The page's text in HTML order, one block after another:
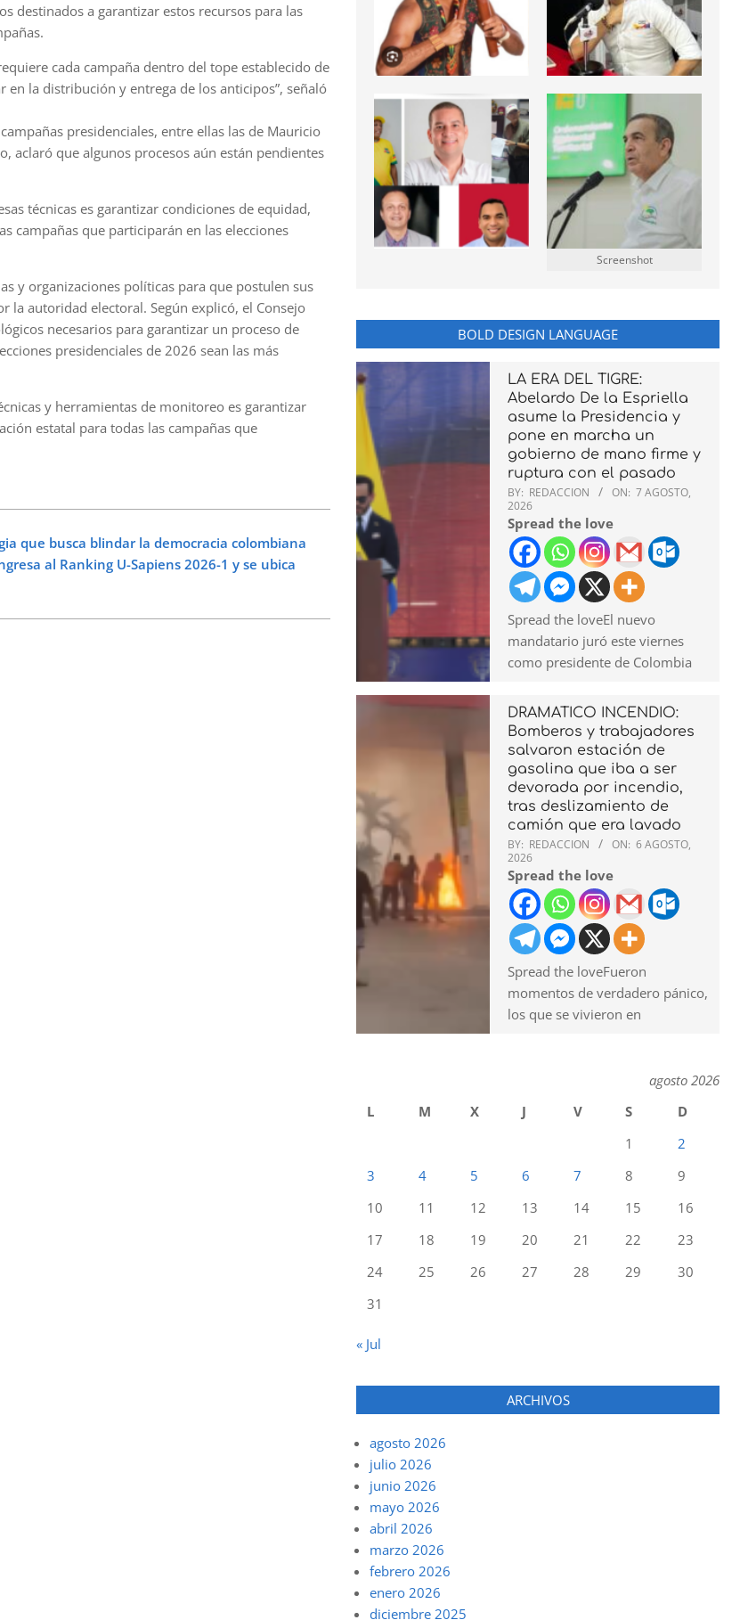
destinados a garantizar estos recursos para las
cada campaña dentro del tope establecido de
la distribución y entrega de los anticipos”, señaló
presidenciales, entre ellas las de Mauricio
aclaró que algunos procesos aún están pendientes
técnicas es garantizar condiciones de equidad,
campañas que participarán en las elecciones
y organizaciones políticas para que postulen sus
la autoridad electoral. Según explicó, el Consejo
necesarios para garantizar un proceso de
presidenciales de 2026 sean las más
y herramientas de monitoreo es garantizar
estatal para todas las campañas que
que busca blindar la democracia colombiana
al Ranking U-Sapiens 2026-1 y se ubica
Screenshot
BOLD DESIGN LANGUAGE
LA ERA DEL TIGRE:
Abelardo De la Espriella
asume la Presidencia y
pone en marcha un
gobierno de mano firme y
ruptura con el pasado
BY: REDACCION ON: 7 AGOSTO,
2026
Spread the love
Spread the loveEl nuevo
mandatario juró este viernes
como presidente de Colombia
DRAMATICO INCENDIO:
Bomberos y trabajadores
salvaron estación de
gasolina que iba a ser
devorada por incendio,
tras deslizamiento de
camión que era lavado
BY: REDACCION ON: 6 AGOSTO,
2026
Spread the love
Spread the loveFueron
momentos de verdadero pánico,
los que se vivieron en
agosto 2026
L
M X J V S
D
1
2
3
4 5 6 7 8
9
10
11 12 13 14 15
16
17
18 19 20 21 22
23
24
25 26 27 28 29
30
31
« Jul
ARCHIVOS
agosto 2026
julio 2026
junio 2026
mayo 2026
abril 2026
marzo 2026
febrero 2026
enero 2026
diciembre 2025